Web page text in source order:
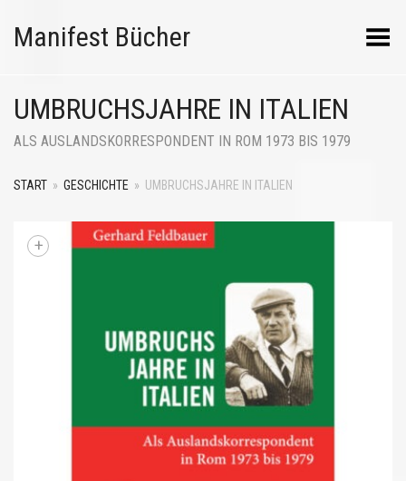
Manifest Bücher Menü umschalten
UMBRUCHSJAHRE IN ITALIEN
ALS AUSLANDSKORRESPONDENT IN ROM 1973 BIS 1979
START » GESCHICHTE » UMBRUCHSJAHRE IN ITALIEN
+